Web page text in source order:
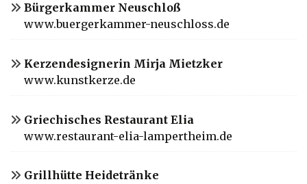
Bürgerkammer Neuschloß
www.buergerkammer-neuschloss.de
Kerzendesignerin Mirja Mietzker
www.kunstkerze.de
Griechisches Restaurant Elia
www.restaurant-elia-lampertheim.de
Grillhütte Heidetränke